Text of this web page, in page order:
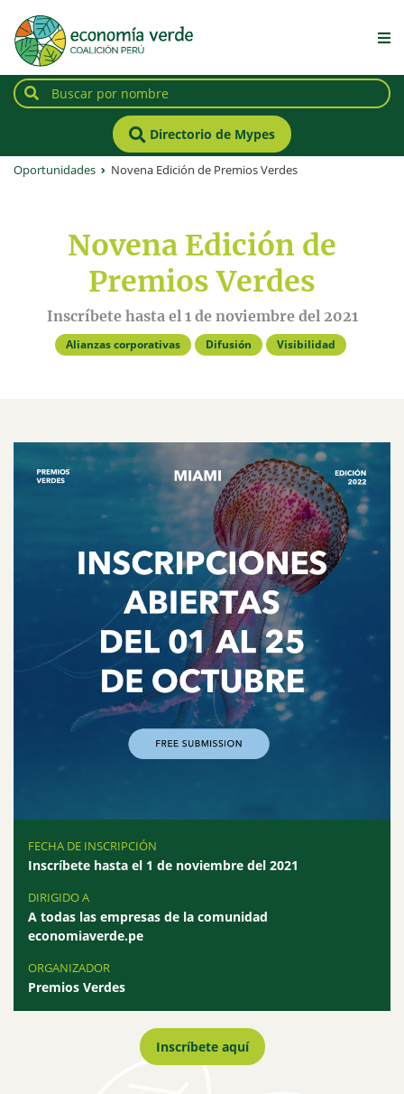
Directorio de Mypes
Oportunidades Novena Edición de Premios Verdes
Novena Edición de
Premios Verdes
Inscríbete hasta el 1 de noviembre del 2021
Alianzas corporativas Difusión Visibilidad
FECHA DE INSCRIPCIÓN
Inscríbete hasta el 1 de noviembre del 2021
DIRIGIDO A
A todas las empresas de la comunidad
economiaverde.pe
ORGANIZADOR
Premios Verdes
Inscríbete aquí